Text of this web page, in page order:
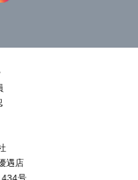
遇店
号